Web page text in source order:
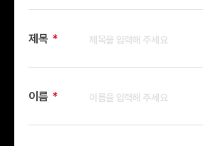
제목
이름